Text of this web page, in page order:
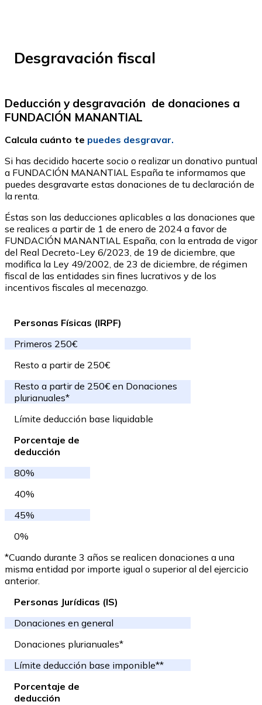
Desgravación fiscal
Deducción y desgravación de donaciones a
FUNDACIÓN MANANTIAL
Calcula cuánto te puedes desgravar.
Si has decidido hacerte socio o realizar un donativo puntual
a FUNDACIÓN MANANTIAL España te informamos que
puedes desgravarte estas donaciones de tu declaración de
la renta.
Éstas son las deducciones aplicables a las donaciones que
se realices a partir de 1 de enero de 2024 a favor de
FUNDACIÓN MANANTIAL España, con la entrada de vigor
del Real Decreto-Ley 6/2023, de 19 de diciembre, que
modifica la Ley 49/2002, de 23 de diciembre, de régimen
fiscal de las entidades sin fines lucrativos y de los
incentivos fiscales al mecenazgo.
Personas Físicas (IRPF)
Primeros 250€
Resto a partir de 250€
Resto a partir de 250€ en Donaciones
plurianuales*
Límite deducción base liquidable
Porcentaje de
deducción
80%
40%
45%
0%
*Cuando durante 3 años se realicen donaciones a una
misma entidad por importe igual o superior al del ejercicio
anterior.
Personas Jurídicas (IS)
Donaciones en general
Donaciones plurianuales*
Límite deducción base imponible**
Porcentaje de
deducción